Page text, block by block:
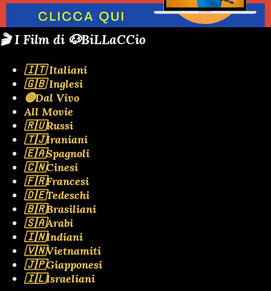
🎬 I Film di 🐶BiLLaCCio
🇮🇹 Italiani
🇬🇧 Inglesi
🔴Dal Vivo
All Movie
🇷🇺Russi
🇹🇯Iraniani
🇪🇦Spagnoli
🇨🇳Cinesi
🇫🇷Francesi
🇩🇪Tedeschi
🇧🇷Brasiliani
🇸🇦Arabi
🇮🇳Indiani
🇻🇳Vietnamiti
🇯🇵Giapponesi
🇮🇱Israeliani